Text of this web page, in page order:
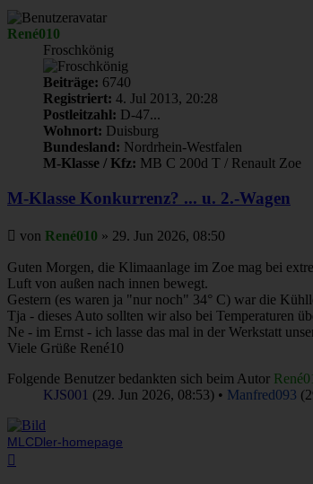
René010
Froschkönig
Beiträge: 6740
Registriert: 4. Jul 2013, 20:28
Postleitzahl: D-47...
Wohnort: Duisburg
Bundesland: Nordrhein-Westfalen
M-Klasse / Kfz: MB C 200d T / Renault Zoe
M-Klasse Konkurrenz? ... u. 2.-Wagen
Beitrag
von René010 » 29. Jun 2026, 08:50
Guten Morgen, die Klimaanlage im Zoe mag bei
Luft von außen nach innen bewegt.
Gestern (es waren ja "nur noch" 34° C) war die
Tja - dieses Auto sollten wir also bei Temperaturen
Ne - im Ernst - ich lasse das mal in der Werkstatt
Viele Grüße René10
Folgende Benutzer bedankten sich beim Autor
KJS001 (29. Jun 2026, 08:53) • Manfred093
MLCDler-homepage